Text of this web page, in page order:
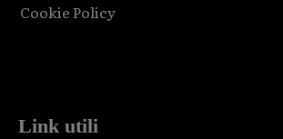
Cookie Policy
Link utili